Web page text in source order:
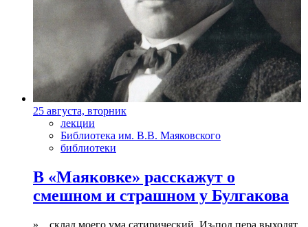
25 августа, вторник
лекции
Библиотека им. В.В. Маяковского
библиотеки
В «Маяковке» расскажут о
смешном и страшном у Булгакова
»…склад моего ума сатирический. Из-под пера выходят